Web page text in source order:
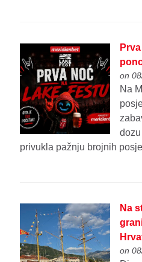
on
Na
privukla pažnju brojnih
Na
on